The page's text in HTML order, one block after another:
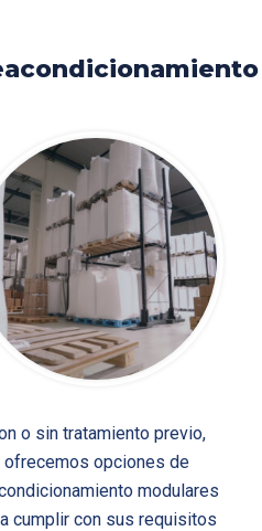
o sin tratamiento previo,
ofrecemos opciones de
modulares
cumplir con sus requisitos